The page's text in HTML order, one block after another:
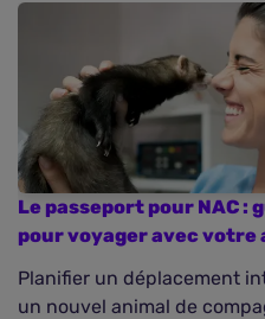
Le passeport pour NAC :
pour voyager avec votre
Planifier un déplacement
un nouvel animal de